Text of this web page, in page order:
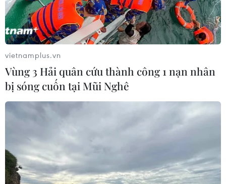
Tập đoàn Dầu khí Libya chỉ trích lời kêu
gọi đóng cửa các cảng dầu
Các tổ chức xã hội dân sự và các nhà hoạt động ở
miền Đông Libya đã kêu gọi phong tỏa các cảng dầu
để phản đối sự can thiệp của quân đội Thổ Nhĩ Kỳ vào
quốc gia Bắc Phi này.
vietnamplus.vn
Vùng 3 Hải quân cứu thành công 1 nạn nhân
bị sóng cuốn tại Mũi Nghê